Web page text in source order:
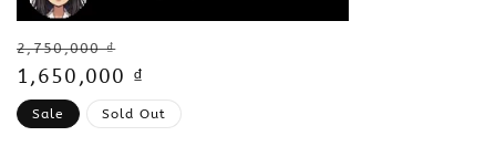
Regular
price
2,750,000 ₫
Sale
price
1,650,000 ₫
Sale Sold Out